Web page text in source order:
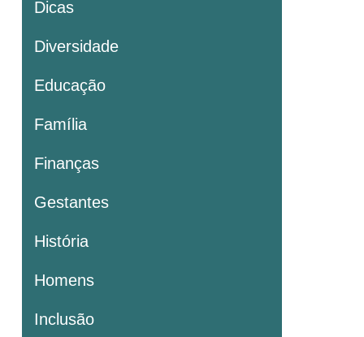
Dicas
Diversidade
Educação
Família
Finanças
Gestantes
História
Homens
Inclusão